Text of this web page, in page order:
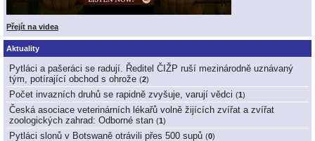
Přejít na videa
Aktuality
Pytláci a pašeráci se radují. Ředitel ČIŽP ruší mezinárodně uznávaný
tým, potírající obchod s ohrože (2)
Počet invazních druhů se rapidně zvyšuje, varují vědci (1 )
Česká asociace veterinárních lékařů volně žijících zvířat a zvířat
zoologických zahrad: Odborné stan (1 )
Pytláci slonů v Botswaně otrávili přes 500 supů (0)